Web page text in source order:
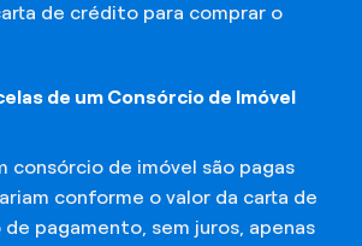
de crédito para comprar o
de um Consórcio de Imóvel
consórcio de imóvel são pagas
conforme o valor da carta de
pagamento, sem juros, apenas